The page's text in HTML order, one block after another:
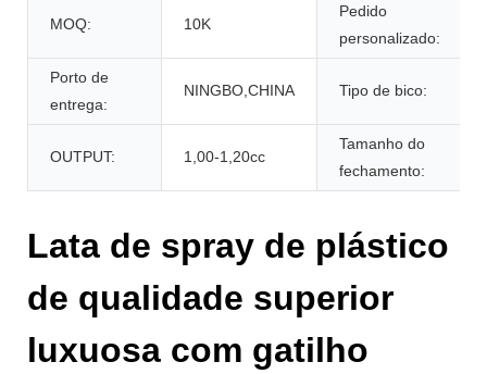
MOQ: 10K
Pedido
personalizado:
Porto de
entrega:
NINGBO,CHINA Tipo de bico:
OUTPUT: 1,00-1,20cc
Tamanho do
fechamento:
Lata de spray de plástico
de qualidade superior
luxuosa com gatilho